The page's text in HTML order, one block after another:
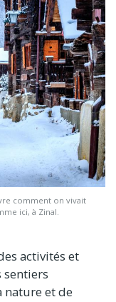
comment on vivait
ici, à Zinal.
activités et
sentiers
nature et de